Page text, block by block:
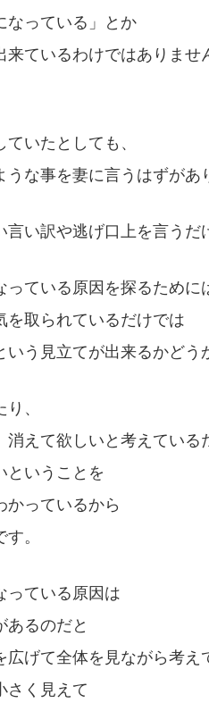
なっている」とか
来ているわけではありませ
いたとしても、
うな事を妻に言うはずがあ
い訳や逃げ口上を言うだ
っている原因を探るために
を取られているだけでは
う見立てが出来るかどう
、
えて欲しいと考えている
ということを
かっているから
。
っている原因は
あるのだと
広げて全体を見ながら考え
さく見えて